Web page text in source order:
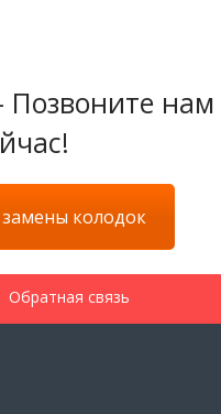
нам
замены колодок
Обратная связь